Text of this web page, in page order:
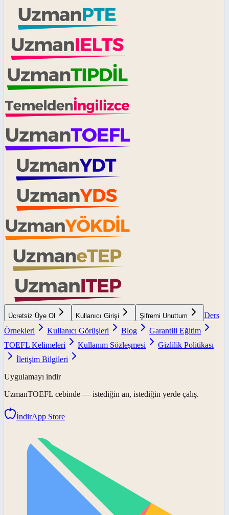
Ücretsiz Üye Ol Kullanıcı Girişi Şifremi Unuttum
Ders
Örnekleri
Kullanıcı Görüşleri Blog
Garantili Eğitim
TOEFL Kelimeleri
Kullanım Sözleşmesi
Gizlilik Politikası
İletişim Bilgileri
Uygulamayı indir
UzmanTOEFL cebinde — istediğin an, istediğin yerde çalış.
İndirApp Store